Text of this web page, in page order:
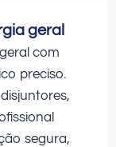
geral
com
preciso.
segura,